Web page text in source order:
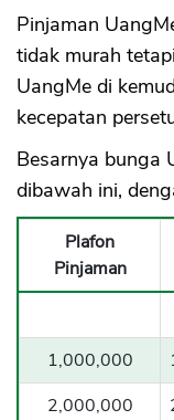
Pinjaman
tidak murah
UangMe di
kecepatan
Besarnya bunga
dibawah ini,
Plafon
Pinjaman
1,000,000
2,000,000